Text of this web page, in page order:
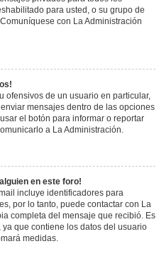
para usted, o su grupo de
con La Administración
ofensivos de un usuario en particular,
mensajes dentro de las opciones
el botón para informar o reportar
a La Administración.
en este foro!
incluye identificadores para
por lo tanto, puede contactar con La
completa del mensaje que recibió. Es
que contiene los datos del usuario
medidas.